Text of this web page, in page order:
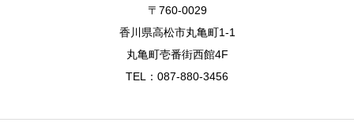
〒760-0029
香川県高松市丸亀町1-1
丸亀町壱番街西館4F
TEL：087-880-3456